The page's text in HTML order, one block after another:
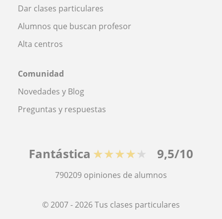
Dar clases particulares
Alumnos que buscan profesor
Alta centros
Comunidad
Novedades y Blog
Preguntas y respuestas
Fantástica ★★★★★ 9,5/10
790209 opiniones de alumnos
© 2007 - 2026 Tus clases particulares